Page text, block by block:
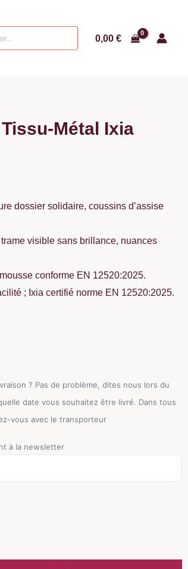
0,00 €
Métal Ixia
dossier solidaire, coussins d’assise
visible sans brillance, nuances
conforme EN 12520:2025.
; Ixia certifié norme EN 12520:2025.
? Pas de problème, dites nous lors du
date vous souhaitez être livré. Dans tous
vous avec le transporteur
à la newsletter